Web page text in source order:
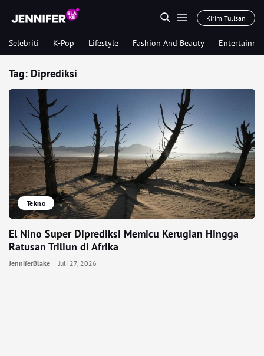
Kirim Tulisan
Selebriti K-Pop Lifestyle Fashion And Beauty
Tag: Diprediksi
Tekno
El Nino Super Diprediksi Memicu Kerugian Hingga
Ratusan Triliun di Afrika
JenniferBlake Juli 27, 2026